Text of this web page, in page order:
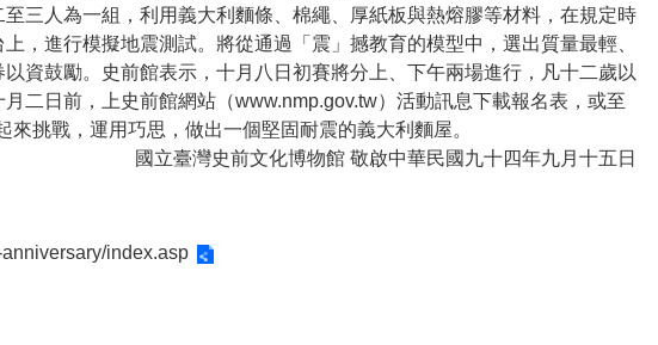
三人為一組，利用義大利麵條、棉繩、厚紙板與熱熔膠等材料，在規定時
，進行模擬地震測試。將從通過「震」撼教育的模型中，選出質量最輕、
資鼓勵。史前館表示，十月八日初賽將分上、下午兩場進行，凡十二歲以
二日前，上史前館網站（www.nmp.gov.tw）活動訊息下載報名表，或至
挑戰，運用巧思，做出一個堅固耐震的義大利麵屋。
國立臺灣史前文化博物館 敬啟中華民國九十四年九月十五日
index.asp